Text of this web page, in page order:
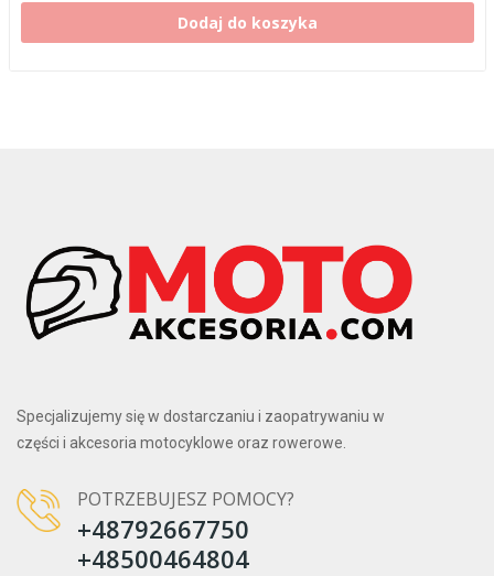
Dodaj do koszyka
Specjalizujemy się w dostarczaniu i zaopatrywaniu w
części i akcesoria motocyklowe oraz rowerowe.
POTRZEBUJESZ POMOCY?
+48792667750
+48500464804